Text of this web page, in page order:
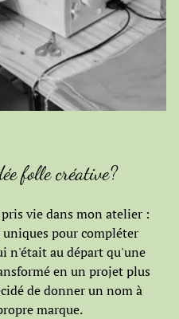
folle créative?
vie dans mon atelier :
uniques pour compléter
n'était au départ qu'une
en un projet plus
de donner un nom à
marque.